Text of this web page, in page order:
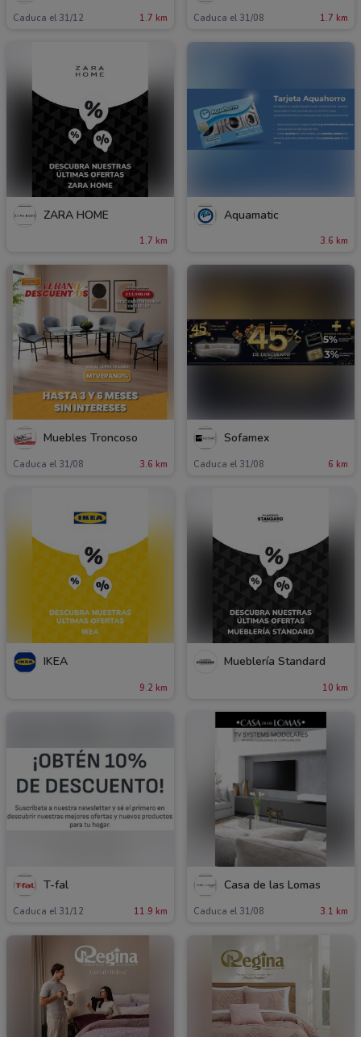
Caduca el 31/12 1.7 km Caduca el 31/08 1.7 km
ZARA HOME
1.7 km
Aquamatic
3.6 km
Muebles Troncoso
Caduca el 31/08 3.6 km
Sofamex
Caduca el 31/08 6 km
IKEA
9.2 km
Mueblería Standard
10 km
T-fal
Caduca el 31/12 11.9 km
Casa de las Lomas
Caduca el 31/08 3.1 km